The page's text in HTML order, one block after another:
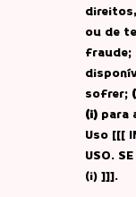
ou de
fraude;
sofrer;
(i) para
Uso [[[
USO.
(i) ]]].